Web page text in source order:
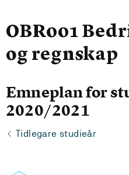
OBR001
og regnskap
Emneplan for
2020/2021
Tidlegare studieår